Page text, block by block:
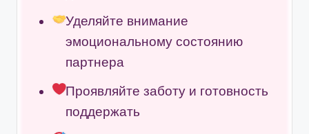
Уделяйте внимание
эмоциональному состоянию
партнера
Проявляйте заботу и готовность
поддержать